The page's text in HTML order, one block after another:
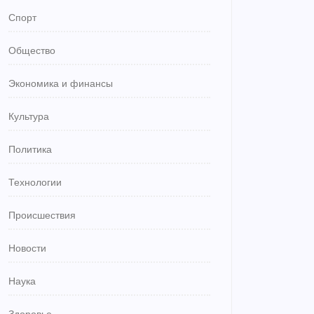
Спорт
Общество
Экономика и финансы
Культура
Политика
Технологии
Происшествия
Новости
Наука